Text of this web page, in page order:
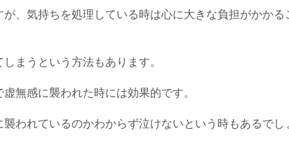
、気持ちを処理している時は心に大きな負担がかかる
まうという方法もあります。
無感に襲われた時には効果的です。
われているのかわからず泣けないという時もあるでし